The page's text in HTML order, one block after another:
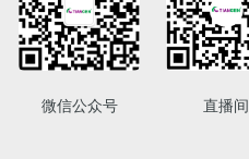
微信公众号 直播间